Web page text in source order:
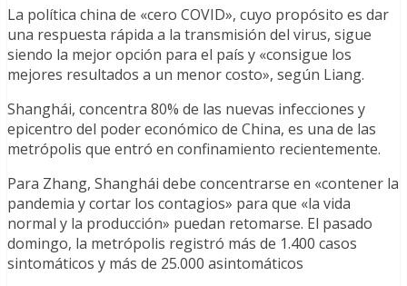
La política china de «cero COVID», cuyo propósito es dar
una respuesta rápida a la transmisión del virus, sigue
siendo la mejor opción para el país y «consigue los
mejores resultados a un menor costo», según Liang.
Shanghái, concentra 80% de las nuevas infecciones y
epicentro del poder económico de China, es una de las
metrópolis que entró en confinamiento recientemente.
Para Zhang, Shanghái debe concentrarse en «contener la
pandemia y cortar los contagios» para que «la vida
normal y la producción» puedan retomarse. El pasado
domingo, la metrópolis registró más de 1.400 casos
sintomáticos y más de 25.000 asintomáticos